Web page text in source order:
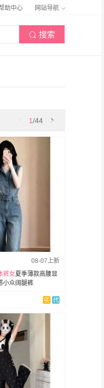
助中心 网站导航
 搜索
1/44 
08-07上新
裤女夏季薄款高腰显
小众阔腿裤